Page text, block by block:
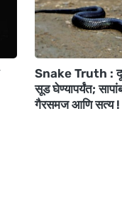
Snake Truth : दूध
सूड घेण्यापर्यंत;
गैरसमज आणि सत्य !